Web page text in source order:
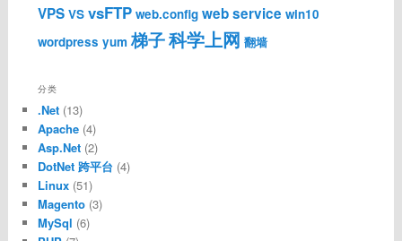
VPS VS vsFTP web.config web service win10
wordpress yum 梯子科学上网 翻墙
分类
.Net(13)
Apache(4)
Asp.Net(2)
DotNet 跨平台 (4)
Linux(51)
Magento(3)
MySql (6)